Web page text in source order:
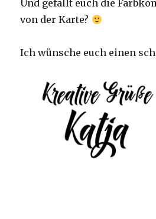
Und gefällt euch die
von der Karte?
Ich wünsche euch einen